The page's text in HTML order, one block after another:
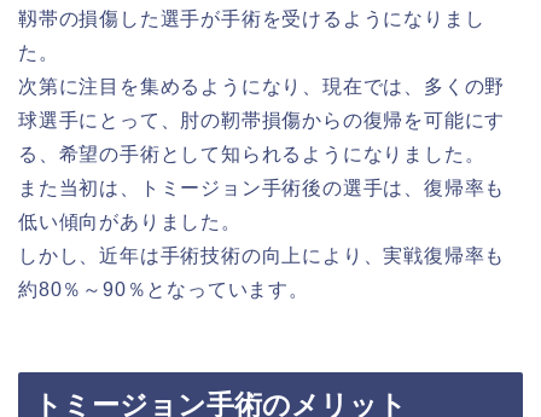
靱帯の損傷した選手が手術を受けるようになりまし
た。
次第に注目を集めるようになり、現在では、多くの野
球選手にとって、肘の靭帯損傷からの復帰を可能にす
る、希望の手術として知られるようになりました。
また当初は、トミージョン手術後の選手は、復帰率も
低い傾向がありました。
しかし、近年は手術技術の向上により、実戦復帰率も
約80％～90％となっています。
トミージョン手術のメリット